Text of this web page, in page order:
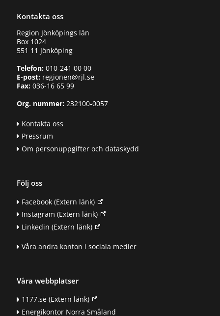
Kontakta oss
Region Jönköpings län
Box 1024
551 11 Jönköping
Telefon:010-241 00 00
E-post:regionen@rjl.se
Fax: 036-16 65 99
Org. nummer:232100-0057
Kontakta oss
Pressrum
Om personuppgifter och dataskydd
Följ oss
Facebook(Extern länk)
Instagram (Extern länk)
Linkedin (Extern länk)
Våra andra konton i sociala medier
Våra webbplatser
1177.se(Extern länk)
Energikontor Norra Småland